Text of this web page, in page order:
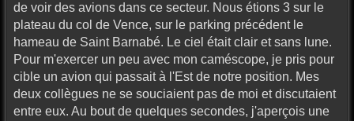
de voir des avions dans ce secteur. Nous étions 3 sur le
plateau du col de Vence, sur le parking précédent le
hameau de Saint Barnabé. Le ciel était clair et sans lune.
Pour m'exercer un peu avec mon caméscope, je pris pour
cible un avion qui passait à l'Est de notre position. Mes
deux collègues ne se souciaient pas de moi et discutaient
entre eux. Au bout de quelques secondes, j'aperçois une